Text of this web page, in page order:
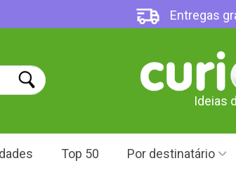
Entregas
Ideias
Top 50 Por destinatário